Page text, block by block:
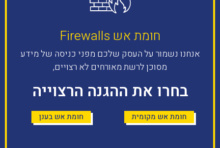
חומת אש Firewalls​
אנחנו נשמור על העסק שלכם מפני כניסה של מידע
מסוכן לרשת מאורחים לא רצויים,
בחרו את ההגנה הרצוייה
חומת אש מקומית חומת אש בענן